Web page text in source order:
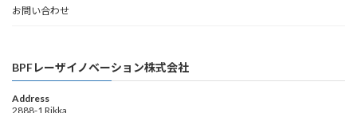
お問い合わせ
BPFレーザイノベーション株式会社
Address
2888-1 Rikka